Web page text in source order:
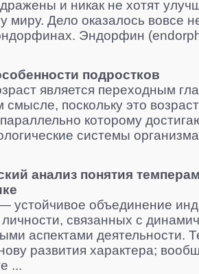
и никак не хотят
миру. Дело оказалось вовсе
Эндорфин
подростков
является переходным
смысле, поскольку это
которому
системы
анализ понятия
устойчивое объединение
связанных с
аспектами деятельности.
развития характера;
...